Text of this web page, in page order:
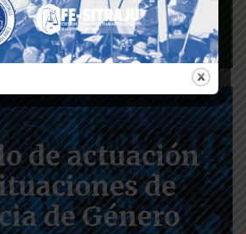
de actuación
de
de Género